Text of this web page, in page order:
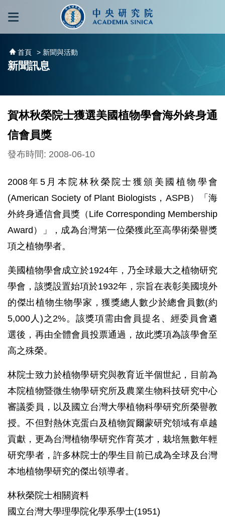
跳到主要內容區塊
首頁 > 新聞與活動
新聞訊息
賀林秋榮院士獲選美國植物學會海外終身通
信會員獎
發布時間: 2008-06-10
2008年5月本院林秋榮院士獲頒美國植物學會
(American Society of Plant Biologists，ASPB）「海
外終身通信會員獎（Life Corresponding Membership
Award）」，成為台灣第一位榮獲此至高學術榮譽獎
項之植物學者。
美國植物學會成立於1924年，乃全球最大之植物研究
學會，該獎設置始項於1932年，宗旨在表彰美國境外
的傑出植物生物學家，獲獎總人數少於總會員數(約
5,000人)之2%。該獎項需由會員提名、經委員會遴
選後，再由全體會員投票通過，故此獎項為該學會至
高之殊榮。
林院士致力於植物學研究與教育近半個世紀，目前為
本院植物暨微生物學研究所及農業生物科技研究中心
審議委員，以及國立台灣大學植物科學研究所榮譽教
授。不但對熱休克蛋白及植物賀爾蒙研究領域有卓越
貢獻，更為台灣植物學研究作育英才，栽培無數年輕
研究學者，許多林院士的學生目前已成為全球及台灣
本地植物學研究的傑出領導者。
林秋榮院士相關資料
國立台灣大學理學院化學系學士(1951)